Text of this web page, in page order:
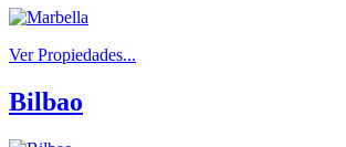
Ver Propiedades...
Bilbao